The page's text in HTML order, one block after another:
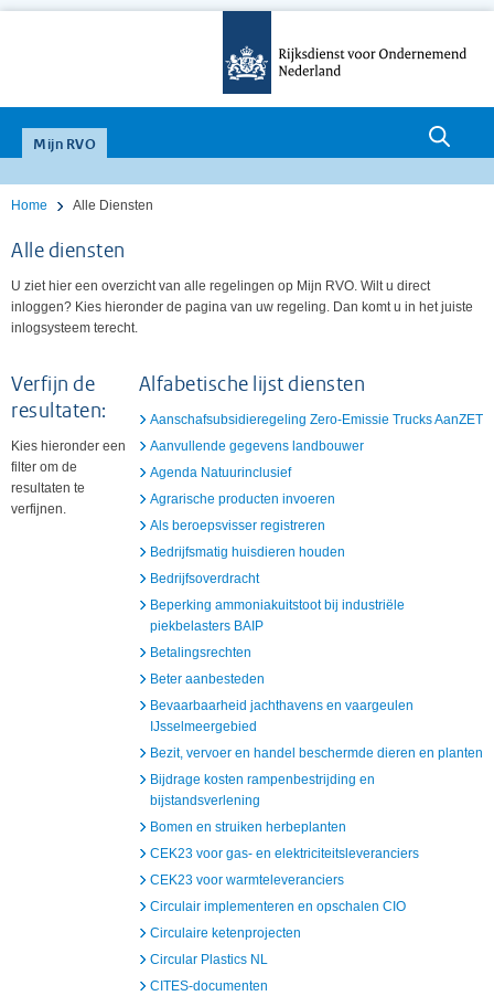
Mijn RVO
Home Alle Diensten
Alle diensten
U ziet hier een overzicht van alle regelingen op Mijn RVO. Wilt u direct
inloggen? Kies hieronder de pagina van uw regeling. Dan komt u in het juiste
inlogsysteem terecht.
Verfijn de
resultaten:
Kies hieronder een
filter om de
resultaten te
verfijnen.
Alfabetische lijst diensten
Aanschafsubsidieregeling Zero-Emissie Trucks AanZET
Aanvullende gegevens landbouwer
Agenda Natuurinclusief
Agrarische producten invoeren
Als beroepsvisser registreren
Bedrijfsmatig huisdieren houden
Bedrijfsoverdracht
Beperking ammoniakuitstoot bij industriële
piekbelasters BAIP
Betalingsrechten
Beter aanbesteden
Bevaarbaarheid jachthavens en vaargeulen
IJsselmeergebied
Bezit, vervoer en handel beschermde dieren en planten
Bijdrage kosten rampenbestrijding en
bijstandsverlening
Bomen en struiken herbeplanten
CEK23 voor gas- en elektriciteitsleveranciers
CEK23 voor warmteleveranciers
Circulair implementeren en opschalen CIO
Circulaire ketenprojecten
Circular Plastics NL
CITES-documenten